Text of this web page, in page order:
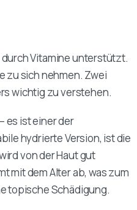
Vitamine unterstützt.
zu sich nehmen. Zwei
wichtig zu verstehen.
es ist einer der
hydrierte Version, ist die
von der Haut gut
mit dem Alter ab, was zum
topische Schädigung.